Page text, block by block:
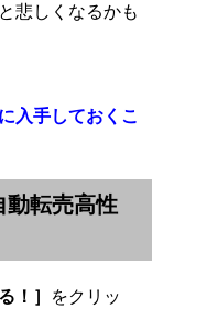
悲しくなるかも
入手しておくこ
転売高性
！］
をクリッ